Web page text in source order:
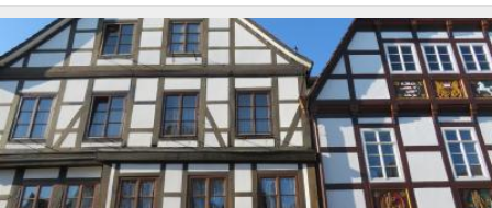
カ
ー
ル
ス
ル
ー
エ